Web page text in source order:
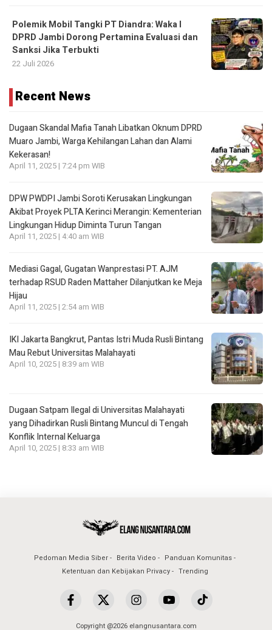
Polemik Mobil Tangki PT Diandra: Waka I
DPRD Jambi Dorong Pertamina Evaluasi dan
Sanksi Jika Terbukti
22 Juli 2026
Recent News
Dugaan Skandal Mafia Tanah Libatkan Oknum DPRD
Muaro Jambi, Warga Kehilangan Lahan dan Alami
Kekerasan!
April 11, 2025 | 7:24 pm WIB
DPW PWDPI Jambi Soroti Kerusakan Lingkungan
Akibat Proyek PLTA Kerinci Merangin: Kementerian
Lingkungan Hidup Diminta Turun Tangan
April 11, 2025 | 4:40 am WIB
Mediasi Gagal, Gugatan Wanprestasi PT. AJM
terhadap RSUD Raden Mattaher Dilanjutkan ke Meja
Hijau
April 11, 2025 | 2:54 am WIB
IKI Jakarta Bangkrut, Pantas Istri Muda Rusli Bintang
Mau Rebut Universitas Malahayati
April 10, 2025 | 8:39 am WIB
Dugaan Satpam Ilegal di Universitas Malahayati
yang Dihadirkan Rusli Bintang Muncul di Tengah
Konflik Internal Keluarga
April 10, 2025 | 8:33 am WIB
Pedoman Media Siber Berita Video
Panduan Komunitas
Ketentuan dan Kebijakan Privacy
Trending
Copyright @2026 elangnusantara.com